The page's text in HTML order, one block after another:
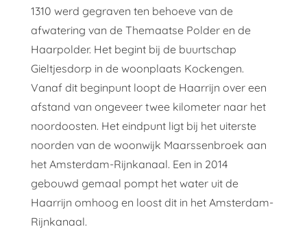
1310 werd gegraven ten behoeve van de
afwatering van de Themaatse Polder en de
Haarpolder. Het begint bij de buurtschap
Gieltjesdorp in de woonplaats Kockengen.
Vanaf dit beginpunt loopt de Haarrijn over een
afstand van ongeveer twee kilometer naar het
noordoosten. Het eindpunt ligt bij het uiterste
noorden van de woonwijk Maarssenbroek aan
het Amsterdam-Rijnkanaal. Een in 2014
gebouwd gemaal pompt het water uit de
Haarrijn omhoog en loost dit in het Amsterdam-
Rijnkanaal.